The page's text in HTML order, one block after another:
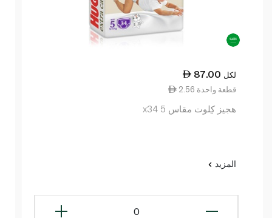
87.00 لكل
2.56 قطعة واحدة
هجيز كِلوت مقاس 5 x34
المزيد
0